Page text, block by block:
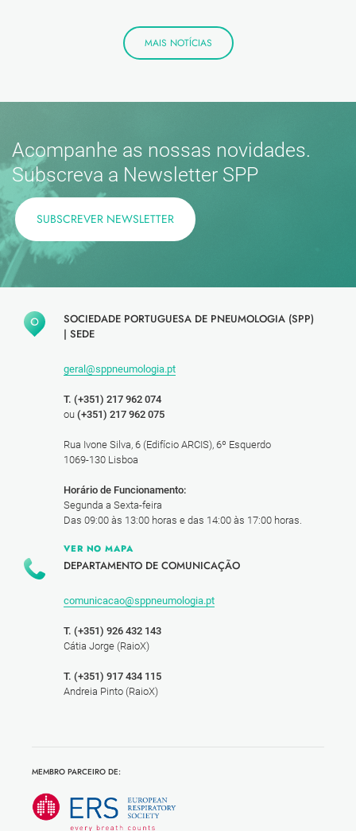
MAIS NOTÍCIAS
Acompanhe as nossas novidades.
Subscreva a Newsletter SPP
SUBSCREVER NEWSLETTER
SOCIEDADE PORTUGUESA DE PNEUMOLOGIA (SPP)
| SEDE
geral@sppneumologia.pt
T. (+351) 217 962 074
ou (+351) 217 962 075
Rua Ivone Silva, 6 (Edifício ARCIS), 6º Esquerdo
1069-130 Lisboa
Horário de Funcionamento:
Segunda a Sexta-feira
Das 09:00 às 13:00 horas e das 14:00 às 17:00 horas.
VER NO MAPA
DEPARTAMENTO DE COMUNICAÇÃO
comunicacao@sppneumologia.pt
T. (+351) 926 432 143
Cátia Jorge (RaioX)
T. (+351) 917 434 115
Andreia Pinto (RaioX)
MEMBRO PARCEIRO DE: